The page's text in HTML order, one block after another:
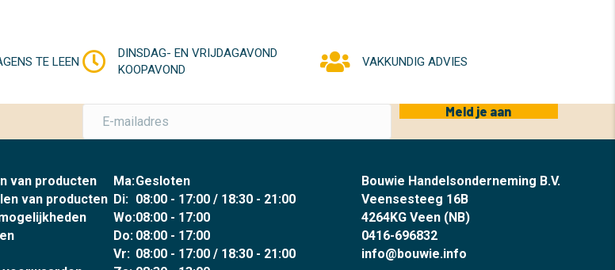
TE LEEN
DINSDAG- EN VRIJDAGAVOND
KOOPAVOND
VAKKUNDIG ADVIES
Meld je aan
van producten
van producten
Ma:Gesloten
Di: 08:00 - 17:00 / 18:30 - 21:00
Wo:08:00 - 17:00
Do: 08:00 - 17:00
Vr: 08:00 - 17:00 / 18:30 - 21:00
Bouwie Handelsonderneming B.V.
Veensesteeg 16B
4264KG Veen (NB)
0416-696832
info@bouwie.info